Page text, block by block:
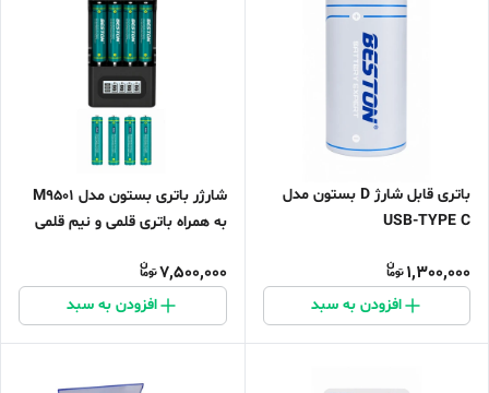
باتری قابل شارژ D بستون مدل
USB-TYPE C
1,300,000
افزودن به سبد
شارژر باتری بستون مدل M9501
به همراه باتری قلمی و نیم قلمی
7,500,000
افزودن به سبد